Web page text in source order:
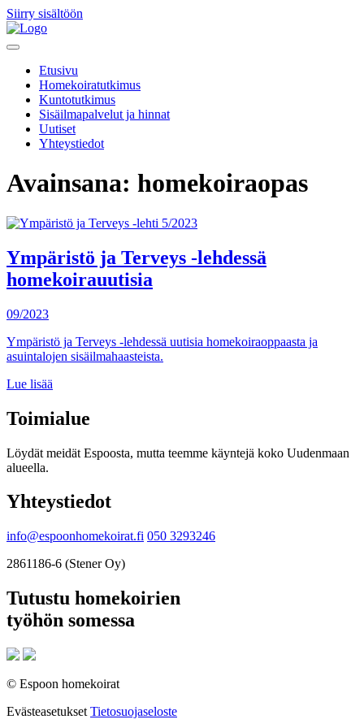
Siirry sisältöön
Etusivu
Homekoiratutkimus
Kuntotutkimus
Sisäilmapalvelut ja hinnat
Uutiset
Yhteystiedot
Avainsana: homekoiraopas
Ympäristö ja Terveys -lehdessä
homekoirauutisia
09/2023
Ympäristö ja Terveys -lehdessä uutisia homekoiraoppaasta ja
asuintalojen sisäilmahaasteista.
Lue lisää
Toimialue
Löydät meidät Espoosta, mutta teemme käyntejä koko Uudenmaan
alueella.
Yhteystiedot
info@espoonhomekoirat.fi 050 3293246
2861186-6 (Stener Oy)
Tutustu homekoirien
työhön somessa
© Espoon homekoirat
Evästeasetukset Tietosuojaseloste